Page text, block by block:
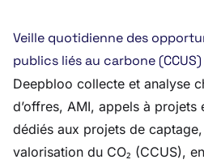
Veille quotidienne des
publics liés au carbone (CCUS)
Deepbloo collecte et analyse
d’offres, AMI, appels à projets
dédiés aux projets de
valorisation du CO₂ (CCUS),